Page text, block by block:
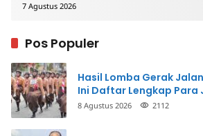
7 Agustus 2026
Pos Populer
Hasil Lomba Gerak
Ini Daftar Lengkap Para
8 Agustus 2026 2112